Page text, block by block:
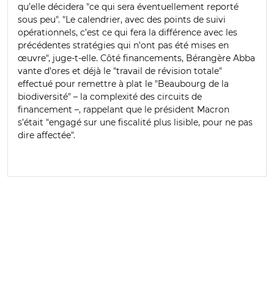
qu’elle décidera "ce qui sera éventuellement reporté
sous peu". "Le calendrier, avec des points de suivi
opérationnels, c’est ce qui fera la différence avec les
précédentes stratégies qui n’ont pas été mises en
œuvre", juge-t-elle. Côté financements, Bérangère Abba
vante d’ores et déjà le "travail de révision totale"
effectué pour remettre à plat le "Beaubourg de la
biodiversité" – la complexité des circuits de
financement –, rappelant que le président Macron
s’était "engagé sur une fiscalité plus lisible, pour ne pas
dire affectée".